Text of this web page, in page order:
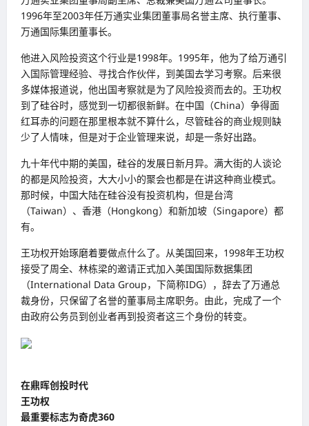
1996年至2003年任万通实业集团董事局名誉主席、执行董事、
万通国际集团董事长。
他进入风险投资这个行业是1998年。1995年，他为了给万通引
入国际管理经验、寻找合作伙伴，到美国去学习考察。后来很
多媒体报道说，他出国考察就是为了风险投资而去的。王功权
到了硅谷时，感觉到一切都很新鲜。在中国（China）争得面
红耳赤的问题在那里根本就不算什么，尽管硅谷的商业规则缺
少了人情味，但是对于企业管理来说，却是一条好出路。
九十年代中期的美国，硅谷的发展日新月异。满大街的人谈论
的都是风险投资，大大小小的聚会也都是在讲这种商业模式。
那时候，中国大陆在硅谷没有投资机构，但是台湾
（Taiwan）、香港（Hongkong）和新加坡（Singapore）都
有。
王功权开始琢磨着要做点什么了。从美国回来，1998年王功权
接受了周全、林栋梁的邀请正式加入美国国际数据集团
（International Data Group，下简称IDG），辞去了万通总
裁身份，只保留了名誉的董事局主席职务。由此，完成了一个
由政府公务员到创业者再到投资者这三个身份的转变。
在鼎晖创投时代
王功权
最重要标志为奇虎360